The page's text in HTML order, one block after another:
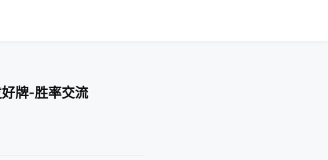
牌-胜率交流